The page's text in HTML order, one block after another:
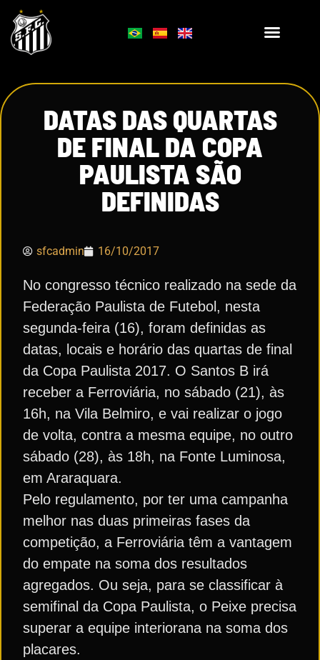
DATAS DAS QUARTAS
DE FINAL DA COPA
PAULISTA SÃO
DEFINIDAS
sfcadmin 16/10/2017
No congresso técnico realizado na sede da
Federação Paulista de Futebol, nesta
segunda-feira (16), foram definidas as
datas, locais e horário das quartas de final
da Copa Paulista 2017. O Santos B irá
receber a Ferroviária, no sábado (21), às
16h, na Vila Belmiro, e vai realizar o jogo
de volta, contra a mesma equipe, no outro
sábado (28), às 18h, na Fonte Luminosa,
em Araraquara.
Pelo regulamento, por ter uma campanha
melhor nas duas primeiras fases da
competição, a Ferroviária têm a vantagem
do empate na soma dos resultados
agregados. Ou seja, para se classificar à
semifinal da Copa Paulista, o Peixe precisa
superar a equipe interiorana na soma dos
placares.